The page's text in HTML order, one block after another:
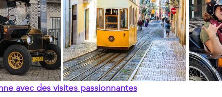
avec des visites passionnantes